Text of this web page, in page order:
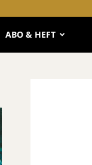
ABO & HEFT